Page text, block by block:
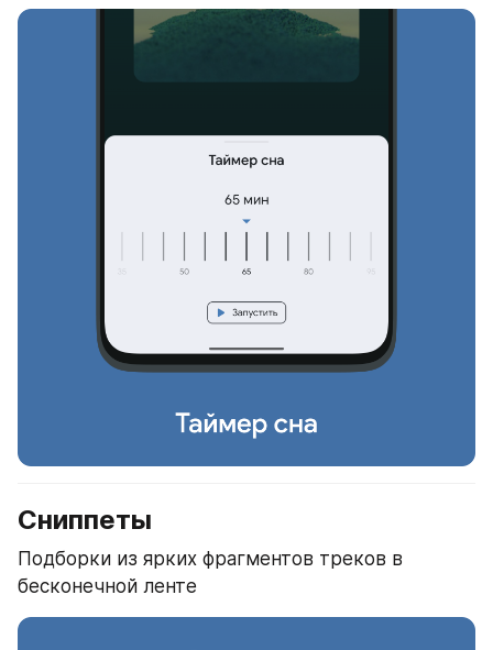
Сниппеты
Подборки из ярких фрагментов треков в
бесконечной ленте